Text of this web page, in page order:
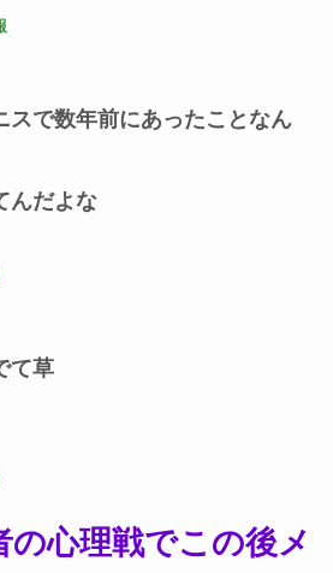
スで数年前にあったことなん
んだよな
て草
の心理戦でこの後メ